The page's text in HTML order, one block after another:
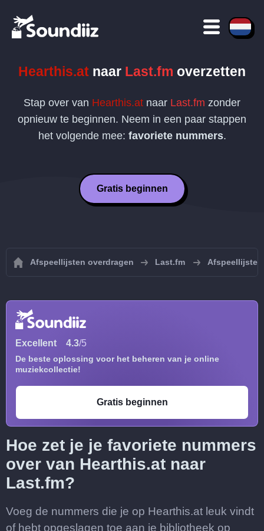
Hearthis.at naar Last.fm overzetten
Stap over van Hearthis.at naar Last.fm zonder
opnieuw te beginnen. Neem in een paar stappen
het volgende mee: favoriete nummers.
Gratis beginnen
Afspeellijsten overdragen Last.fm
Excellent 4.3/5
De beste oplossing voor het beheren van je online
muziekcollectie!
Gratis beginnen
Hoe zet je je favoriete nummers
over van Hearthis.at naar
Last.fm?
Voeg de nummers die je op Hearthis.at leuk vindt
of hebt opgeslagen toe aan je bibliotheek op